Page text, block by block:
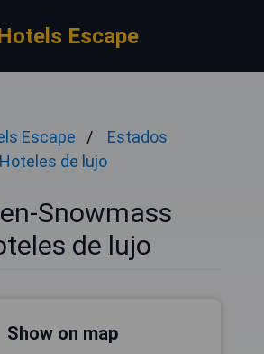
Escape
Escape
Estados
Hoteles de lujo
Snowmass
de lujo
Show on map